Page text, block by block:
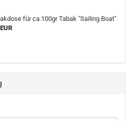
für ca.100gr Tabak "Sailing Boat"